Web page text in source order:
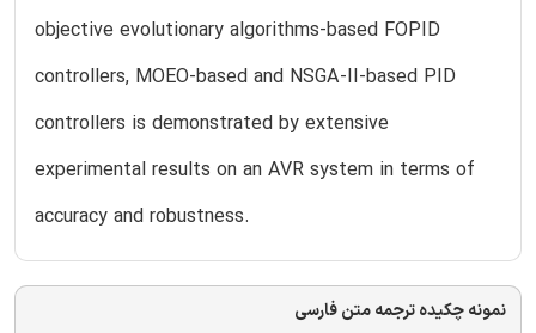
objective evolutionary algorithms-based FOPID
controllers, MOEO-based and NSGA-II-based PID
controllers is demonstrated by extensive
experimental results on an AVR system in terms of
accuracy and robustness.
نمونه چکیده ترجمه متن فارسی